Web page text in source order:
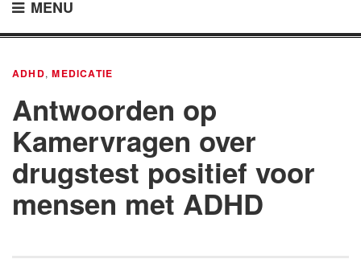
MENU
ADHD,MEDICATIE
Antwoorden op
Kamervragen over
drugstest positief voor
mensen met ADHD